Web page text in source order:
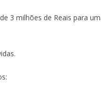
3 milhões de Reais para